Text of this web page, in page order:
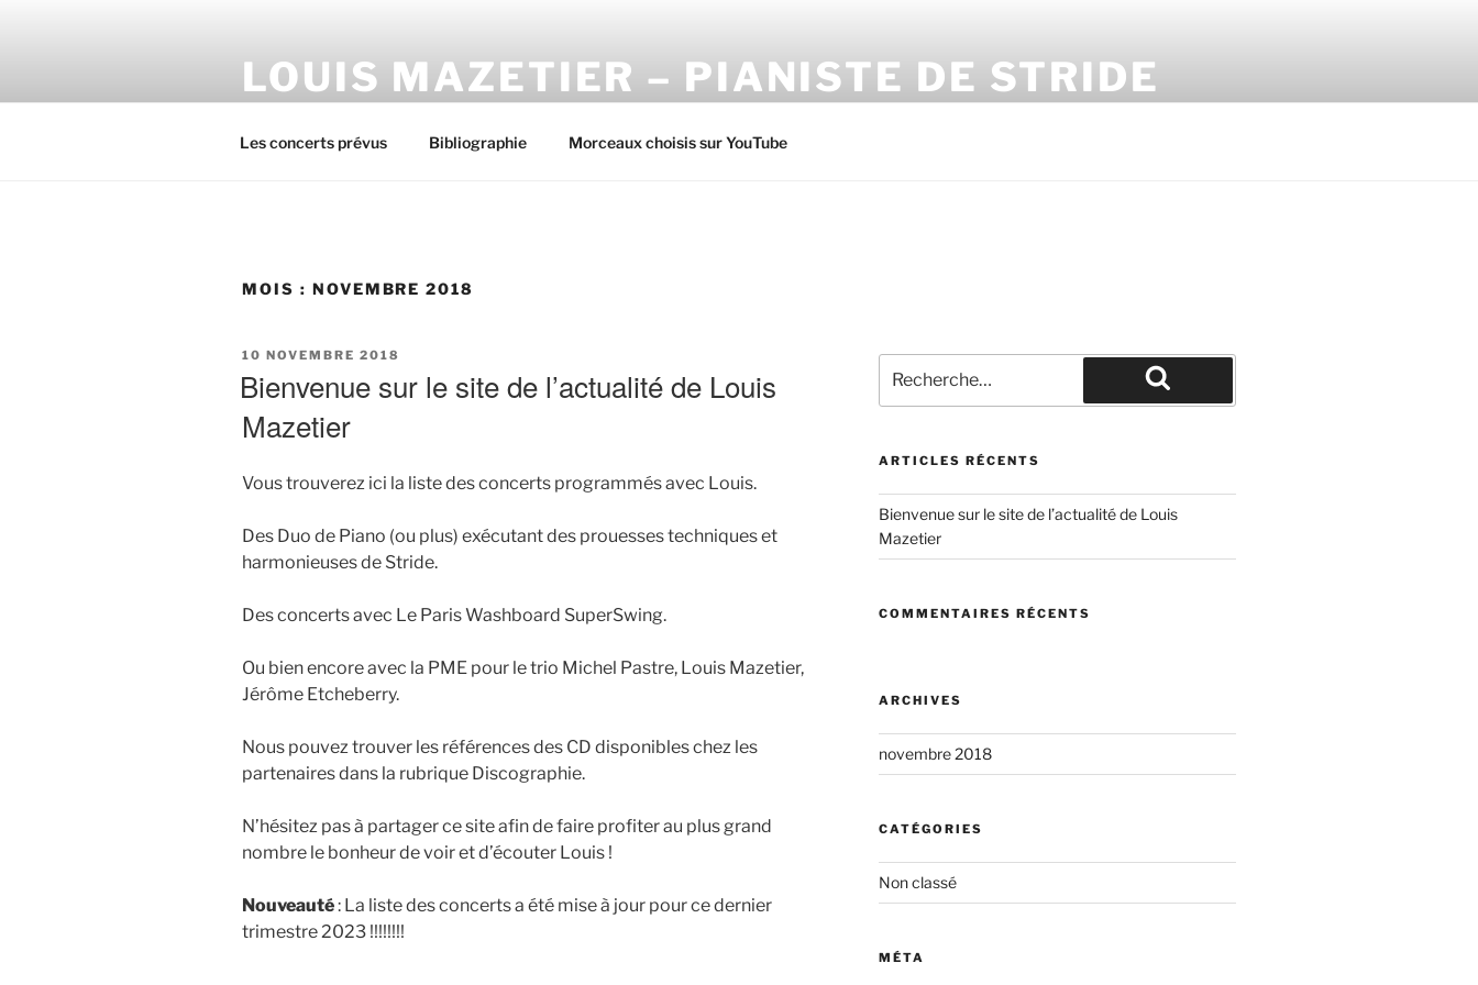
LOUIS MAZETIER – PIANISTE DE STRIDE
Les concerts prévus Bibliographie Morceaux choisis sur YouTube
MOIS : NOVEMBRE 2018
PUBLIÉ
10 NOVEMBRE 2018
Bienvenue sur le site de l’actualité de Louis
Mazetier
Vous trouverez ici la liste des concerts programmés avec Louis.
Des Duo de Piano (ou plus) exécutant des prouesses techniques et
harmonieuses de Stride.
Des concerts avec Le Paris Washboard SuperSwing.
Ou bien encore avec la PME pour le trio Michel Pastre, Louis Mazetier,
Jérôme Etcheberry.
Nous pouvez trouver les références des CD disponibles chez les
partenaires dans la rubrique Discographie.
N’hésitez pas à partager ce site afin de faire profiter au plus grand
nombre le bonheur de voir et d’écouter Louis !
Nouveauté: La liste des concerts a été mise à jour pour ce dernier
trimestre 2023 !!!!!!!!
pour
:
Recherche
ARTICLES RÉCENTS
Bienvenue sur le site de l’actualité de Louis
Mazetier
COMMENTAIRES RÉCENTS
ARCHIVES
novembre 2018
CATÉGORIES
Non classé
MÉTA